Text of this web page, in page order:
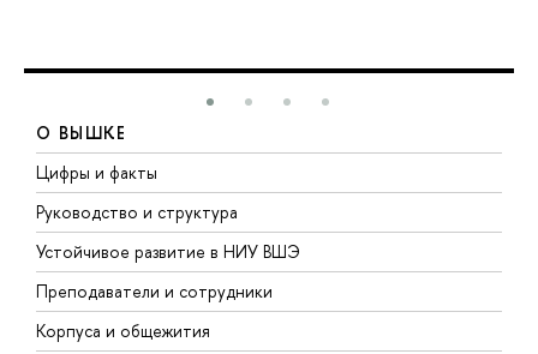
О ВЫШКЕ
Цифры и факты
Руководство и структура
Устойчивое развитие в НИУ ВШЭ
Преподаватели и сотрудники
Корпуса и общежития